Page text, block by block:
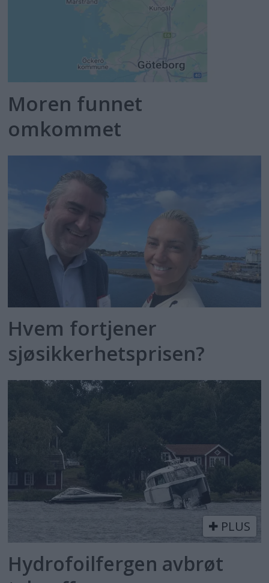
Moren funnet
omkommet
Hvem fortjener
sjøsikkerhetsprisen?
PLUS
Hydrofoilfergen avbrøt